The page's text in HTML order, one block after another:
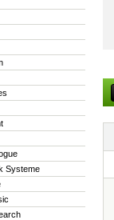
Systeme